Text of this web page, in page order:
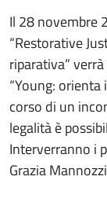
Il 28 novembre
“Restorative
riparativa”
“Young:
corso di un
legalità è
Interverranno i
Grazia